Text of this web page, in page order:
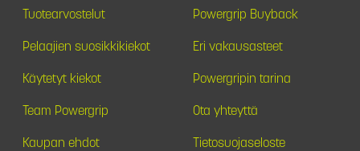
Tuotearvostelut Powergrip Buyback
Pelaajien suosikkikiekot Eri vakausasteet
Käytetyt kiekot Powergripin tarina
Team Powergrip Ota yhteyttä
Kaupan ehdot Tietosuojaseloste